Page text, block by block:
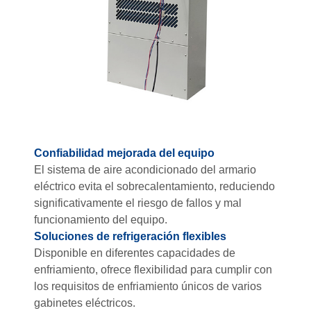
Confiabilidad mejorada del equipo
El sistema de aire acondicionado del armario
eléctrico evita el sobrecalentamiento, reduciendo
significativamente el riesgo de fallos y mal
funcionamiento del equipo.
Soluciones de refrigeración flexibles
Disponible en diferentes capacidades de
enfriamiento, ofrece flexibilidad para cumplir con
los requisitos de enfriamiento únicos de varios
gabinetes eléctricos.